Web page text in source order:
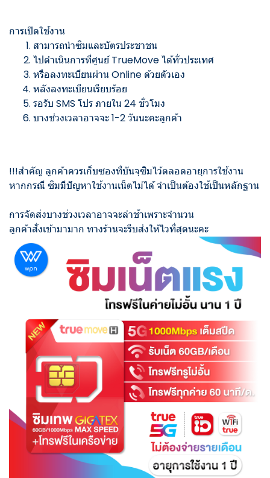
การเปิดใช้งาน
สามารถนำซิมและบัตรประชาชน
ไปดำเนินการที่ศูนย์ TrueMove ได้ทั่วประเทศ
หรือลงทะเบียนผ่าน Online ด้วยตัวเอง
หลังลงทะเบียนเรียบร้อย
รอรับ SMS โปร ภายใน 24 ชั่วโมง
บางช่วงเวลาอาจจะ 1-2 วันนะคะลูกค้า
!!!สำคัญ ลูกค้าควรเก็บซองที่บันจุซิมไว้ตลอดอายุการใช้งาน
หากกรณี ซิมมีปัญหาใช้งานเน็ตไม่ได้ จำเป็นต้องใช้เป็นหลักฐาน
การจัดส่งบางช่วงเวลาอาจจะล่าช้าเพราะจำนวน
ลูกค้าสั่งเข้ามามาก ทางร้านจะรีบส่งให้ไวที่สุดนะคะ